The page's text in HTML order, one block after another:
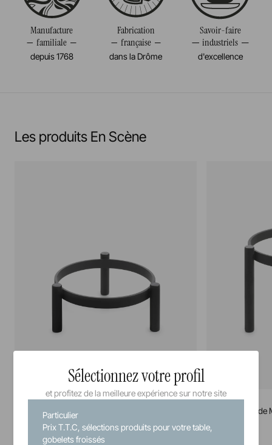
Manufacture
familiale
depuis 1768
Fabrication
française
dans la Drôme
Savoir-faire
industriels
d'excellence
Les produits En Scène
En Scène
Rehausse Ronde S
En Scène
Rehausse Ronde
Sélectionnez votre profil
et profitez de la meilleure expérience sur notre site
Particulier
Prix T.T.C, sélections produits pour votre table,
gobelets froissés